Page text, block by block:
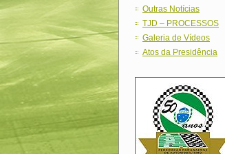
Outras Notícias
TJD – PROCESSOS
Galeria de Vídeos
Atos da Presidência